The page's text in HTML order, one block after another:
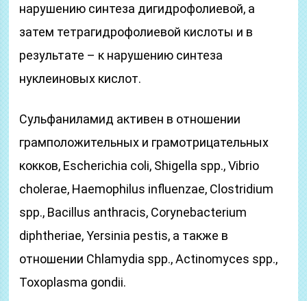
нарушению синтеза дигидрофолиевой, а
затем тетрагидрофолиевой кислоты и в
результате – к нарушению синтеза
нуклеиновых кислот.
Сульфаниламид активен в отношении
грамположительных и грамотрицательных
кокков, Escherichia coli, Shigella spp., Vibrio
cholerae, Haemophilus influenzae, Clostridium
spp., Bacillus anthracis, Corynebacterium
diphtheriae, Yersinia pestis, а также в
отношении Chlamydia spp., Actinomyces spp.,
Toxoplasma gondii.